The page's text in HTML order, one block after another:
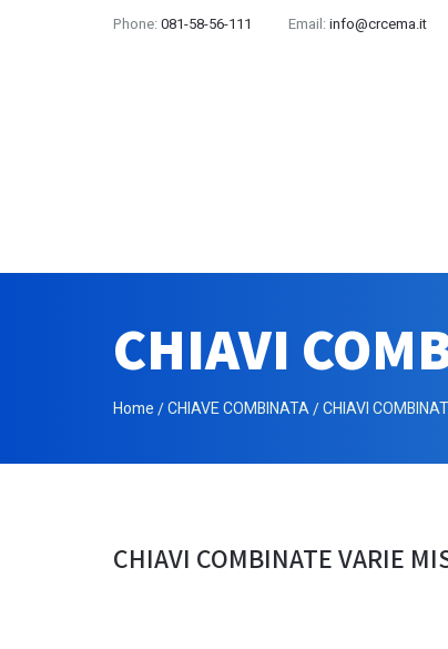
Phone: 081-58-56-111 Email: info@crcema.it
CHIAVI
Home CHIAVE COMBINATA CHIAVI
CHIAVI COMBINATE VARIE